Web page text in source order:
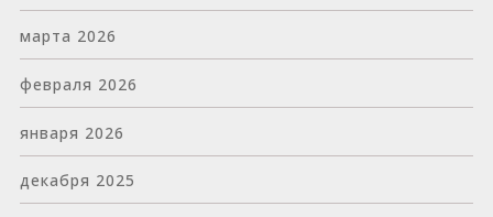
марта 2026
февраля 2026
января 2026
декабря 2025